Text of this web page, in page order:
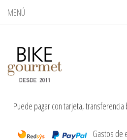
MENÚ
Puede pagar con tarjeta, transferencia
Gastos de